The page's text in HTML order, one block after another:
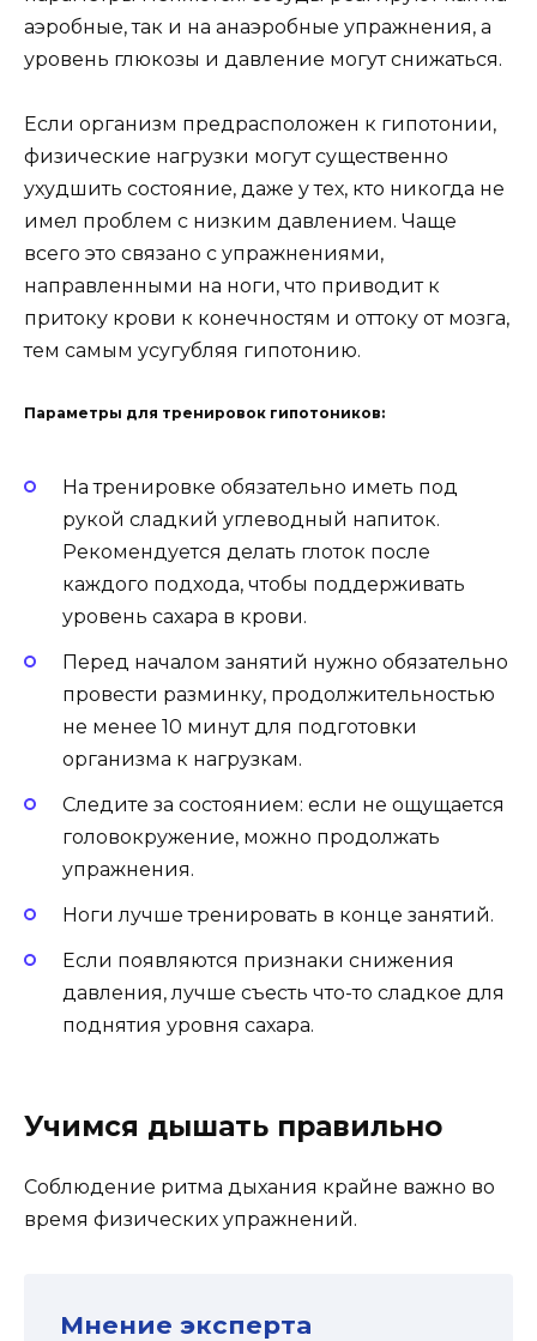
аэробные, так и на анаэробные упражнения, а
уровень глюкозы и давление могут снижаться.
Если организм предрасположен к гипотонии,
физические нагрузки могут существенно
ухудшить состояние, даже у тех, кто никогда не
имел проблем с низким давлением. Чаще
всего это связано с упражнениями,
направленными на ноги, что приводит к
притоку крови к конечностям и оттоку от мозга,
тем самым усугубляя гипотонию.
Параметры для тренировок гипотоников:
На тренировке обязательно иметь под
рукой сладкий углеводный напиток.
Рекомендуется делать глоток после
каждого подхода, чтобы поддерживать
уровень сахара в крови.
Перед началом занятий нужно обязательно
провести разминку, продолжительностью
не менее 10 минут для подготовки
организма к нагрузкам.
Следите за состоянием: если не ощущается
головокружение, можно продолжать
упражнения.
Ноги лучше тренировать в конце занятий.
Если появляются признаки снижения
давления, лучше съесть что-то сладкое для
поднятия уровня сахара.
Учимся дышать правильно
Соблюдение ритма дыхания крайне важно во
время физических упражнений.
Мнение эксперта